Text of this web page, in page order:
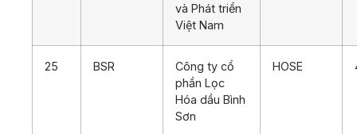
và Phát triển
Việt Nam
25 BSR
Công ty cổ
phần Lọc
Hóa dầu Bình
Sơn
HOSE